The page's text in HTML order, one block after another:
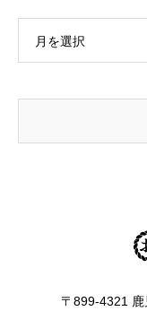
月を選択
〒899-4321